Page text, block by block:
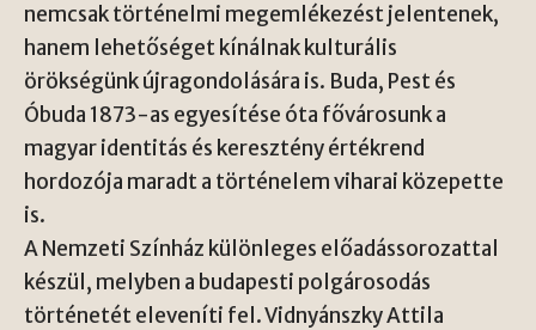
nemcsak történelmi megemlékezést jelentenek,
hanem lehetőséget kínálnak kulturális
örökségünk újragondolására is. Buda, Pest és
Óbuda 1873-as egyesítése óta fővárosunk a
magyar identitás és keresztény értékrend
hordozója maradt a történelem viharai közepette
is.
A Nemzeti Színház különleges előadássorozattal
készül, melyben a budapesti polgárosodás
történetét eleveníti fel. Vidnyánszky Attila